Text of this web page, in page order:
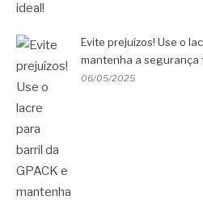
Evite prejuízos! Use o
mantenha a segurança
06/05/2025